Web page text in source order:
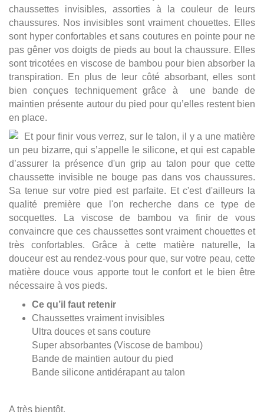
chaussettes invisibles, assorties à la couleur de leurs
chaussures. Nos invisibles sont vraiment chouettes. Elles
sont hyper confortables et sans coutures en pointe pour ne
pas gêner vos doigts de pieds au bout la chaussure. Elles
sont tricotées en viscose de bambou pour bien absorber la
transpiration. En plus de leur côté absorbant, elles sont
bien conçues techniquement grâce à une bande de
maintien présente autour du pied pour qu’elles restent bien
en place.
Et pour finir vous verrez, sur le talon, il y a une matière
un peu bizarre, qui s’appelle le silicone, et qui est capable
d’assurer la présence d'un grip au talon pour que cette
chaussette invisible ne bouge pas dans vos chaussures.
Sa tenue sur votre pied est parfaite. Et c'est d'ailleurs la
qualité première que l'on recherche dans ce type de
socquettes. La viscose de bambou va finir de vous
convaincre que ces chaussettes sont vraiment chouettes et
très confortables. Grâce à cette matière naturelle, la
douceur est au rendez-vous pour que, sur votre peau, cette
matière douce vous apporte tout le confort et le bien être
nécessaire à vos pieds.
Ce qu’il faut retenir
Chaussettes vraiment invisibles
Ultra douces et sans couture
Super absorbantes (Viscose de bambou)
Bande de maintien autour du pied
Bande silicone antidérapant au talon
A très bientôt,